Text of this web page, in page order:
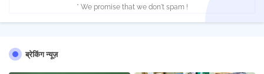
* We promise that we don't spam !
ब्रेकिंग न्यूज़